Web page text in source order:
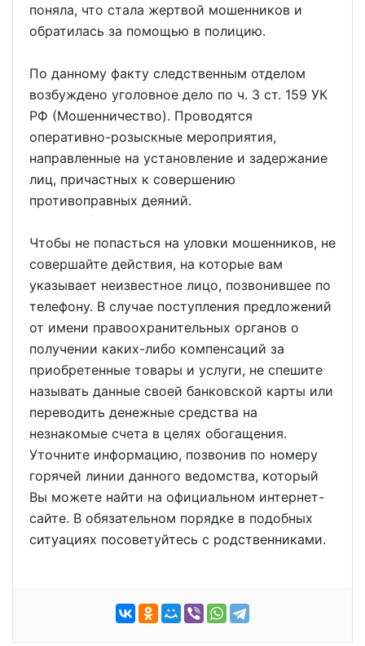
поняла, что стала жертвой мошенников и
обратилась за помощью в полицию.
По данному факту следственным отделом
возбуждено уголовное дело по ч. 3 ст. 159 УК
РФ (Мошенничество). Проводятся
оперативно-розыскные мероприятия,
направленные на установление и задержание
лиц, причастных к совершению
противоправных деяний.
Чтобы не попасться на уловки мошенников, не
совершайте действия, на которые вам
указывает неизвестное лицо, позвонившее по
телефону. В случае поступления предложений
от имени правоохранительных органов о
получении каких-либо компенсаций за
приобретенные товары и услуги, не спешите
называть данные своей банковской карты или
переводить денежные средства на
незнакомые счета в целях обогащения.
Уточните информацию, позвонив по номеру
горячей линии данного ведомства, который
Вы можете найти на официальном интернет-
сайте. В обязательном порядке в подобных
ситуациях посоветуйтесь с родственниками.